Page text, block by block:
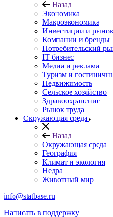
Назад
Экономика
Макроэкономика
Инвестиции и рынок
Компании и бренды
Потребительский
IT бизнес
Медиа и реклама
Туризм и
Недвижимость
Сельское хозяйство
Здравоохранение
Рынок труда
Окружающая среда
Назад
Окружающая среда
География
Климат и экология
Недра
Животный мир
info@statbase.ru
Написать в поддержку